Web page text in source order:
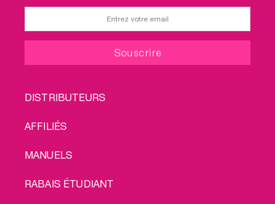
FOOTER
DISTRIBUTEURS
AFFILIÉS
MANUELS
RABAIS ÉTUDIANT